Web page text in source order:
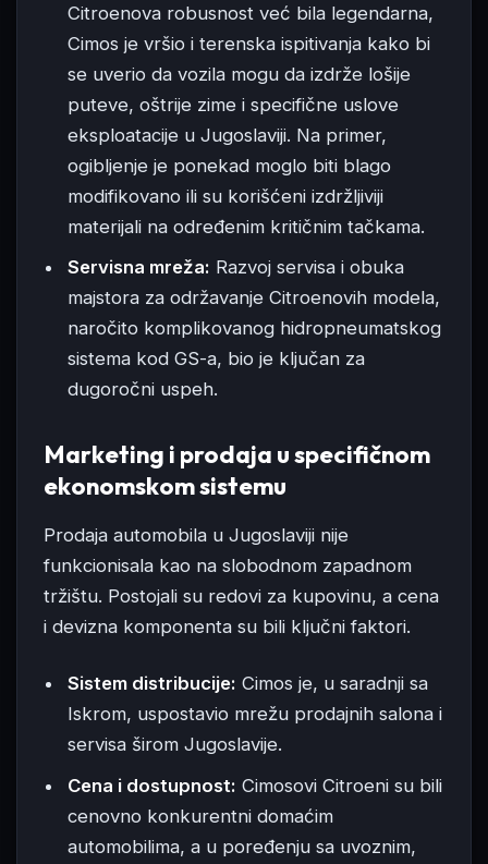
Citroenova robusnost već bila legendarna,
Cimos je vršio i terenska ispitivanja kako bi
se uverio da vozila mogu da izdrže lošije
puteve, oštrije zime i specifične uslove
eksploatacije u Jugoslaviji. Na primer,
ogibljenje je ponekad moglo biti blago
modifikovano ili su korišćeni izdržljiviji
materijali na određenim kritičnim tačkama.
Servisna mreža: Razvoj servisa i obuka
majstora za održavanje Citroenovih modela,
naročito komplikovanog hidropneumatskog
sistema kod GS-a, bio je ključan za
dugoročni uspeh.
Marketing i prodaja u specifičnom
ekonomskom sistemu
Prodaja automobila u Jugoslaviji nije
funkcionisala kao na slobodnom zapadnom
tržištu. Postojali su redovi za kupovinu, a cena
i devizna komponenta su bili ključni faktori.
Sistem distribucije: Cimos je, u saradnji sa
Iskrom, uspostavio mrežu prodajnih salona i
servisa širom Jugoslavije.
Cena i dostupnost: Cimosovi Citroeni su bili
cenovno konkurentni domaćim
automobilima, a u poređenju sa uvoznim,